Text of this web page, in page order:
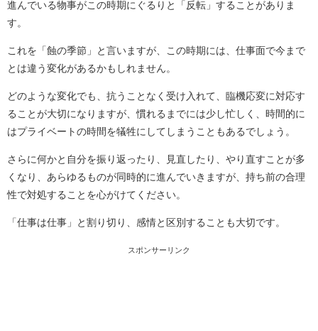
進んでいる物事がこの時期にぐるりと「反転」することがありま
す。
これを「蝕の季節」と言いますが、この時期には、仕事面で今まで
とは違う変化があるかもしれません。
どのような変化でも、抗うことなく受け入れて、臨機応変に対応す
ることが大切になりますが、慣れるまでには少し忙しく、時間的に
はプライベートの時間を犠牲にしてしまうこともあるでしょう。
さらに何かと自分を振り返ったり、見直したり、やり直すことが多
くなり、あらゆるものが同時的に進んでいきますが、持ち前の合理
性で対処することを心がけてください。
「仕事は仕事」と割り切り、感情と区別することも大切です。
スポンサーリンク